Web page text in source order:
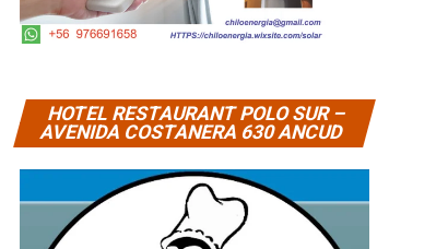
HOTEL RESTAURANT POLO SUR –
AVENIDA COSTANERA 630 ANCUD